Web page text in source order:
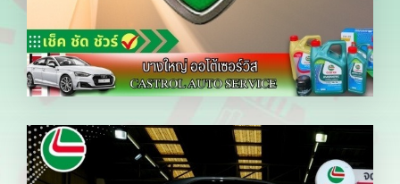
ผ่านการตรวจสอบมาตรฐาน